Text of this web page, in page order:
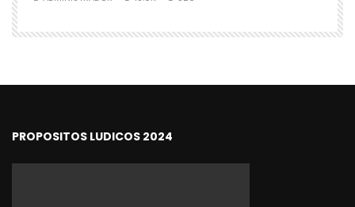
PROPOSITOS LUDICOS 2024